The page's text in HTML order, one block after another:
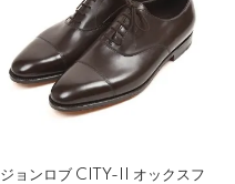
ジョンロブ CITY-II オックスフ